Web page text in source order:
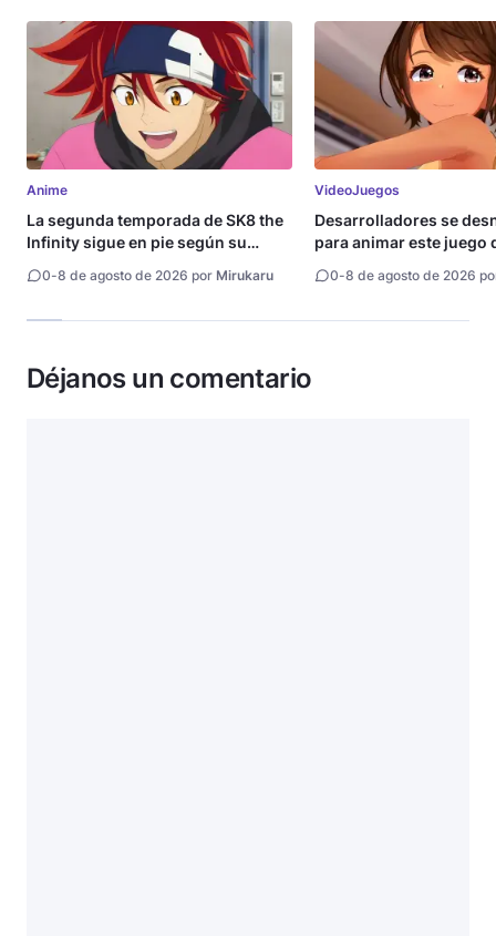
Anime
La segunda temporada de SK8 the
Infinity sigue en pie según su
0-8 de agosto de 2026 por Mirukaru
VideoJuegos
Desarrolladores se
para animar este juego
0-8 de agosto de 2026
Déjanos un comentario